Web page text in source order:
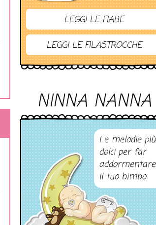
LEGGI LE FIABE
LEGGI LE FILASTROCCHE
NINNA NANNA
Le melodie più
dolci per far
addormentare
il tuo bimbo